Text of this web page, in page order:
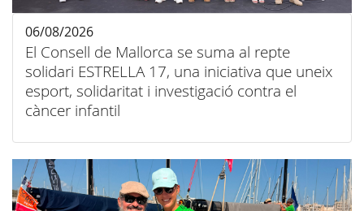
El Consell de Mallorca se suma al repte
solidari ESTRELLA 17, una iniciativa que uneix
esport, solidaritat i investigació contra el
càncer infantil
06/08/2026